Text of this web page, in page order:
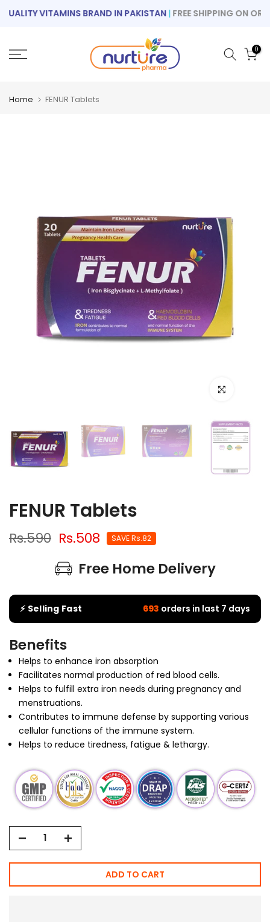
Skip VITAMINS BRAND IN PAKISTAN|FREE SHIPPING ON
0
Home FENUR Tablets
Click to enlarge
FENUR Tablets
Rs.590 Rs.508 SAVE Rs.82
Free Home Delivery
⚡ Selling Fast 693 orders in last 7 days
Benefits
Helps to enhance iron absorption
Facilitates normal production of red blood cells.
Helps to fulfill extra iron needs during pregnancy and
menstruations.
Contributes to immune defense by supporting various
cellular functions of the immune system.
Helps to reduce tiredness, fatigue & lethargy.
ADD TO CART